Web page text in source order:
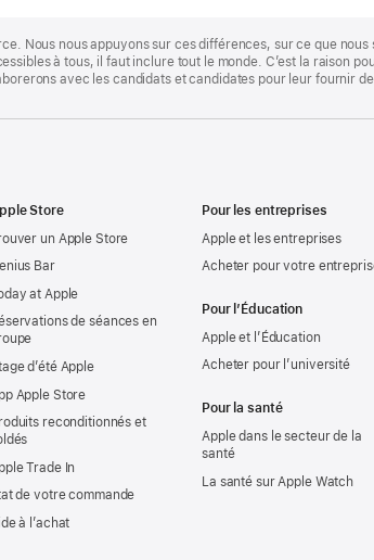
Nous nous appuyons sur ces différences, sur ce que
à tous, il faut inclure tout le monde. C’est la raison
avec les candidats et candidates pour leur fournir
Store
un Apple Store
Bar
at Apple
de séances en
d’été Apple
Apple Store
reconditionnés et
Trade In
de votre commande
à l’achat
Pour les entreprises
Apple et les entreprises
Acheter pour votre
Pour l’Éducation
Apple et l’Éducation
Acheter pour l’université
Pour la santé
Apple dans le secteur de la
santé
La santé sur Apple Watch